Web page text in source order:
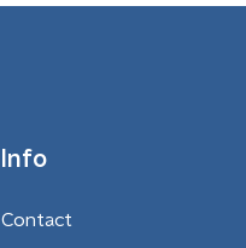
Info
Contact